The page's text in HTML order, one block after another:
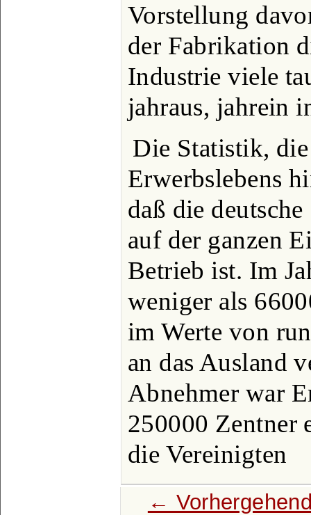
Vorstellung
der Fabrikation
Industrie viele
jahraus, jahrein
Die Statistik,
Erwerbslebens
daß die
auf der ganzen
Betrieb ist. Im
weniger als
im Werte von
an das Ausland
Abnehmer war
250000 Zentner
die Vereinigten
←